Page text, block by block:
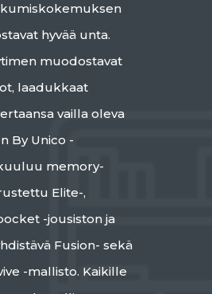
hyvää unta.
muodostavat
laadukkaat
vailla oleva
By Unico -
memory-
Elite-,
-jousiston ja
Fusion- sekä
-mallisto. Kaikille